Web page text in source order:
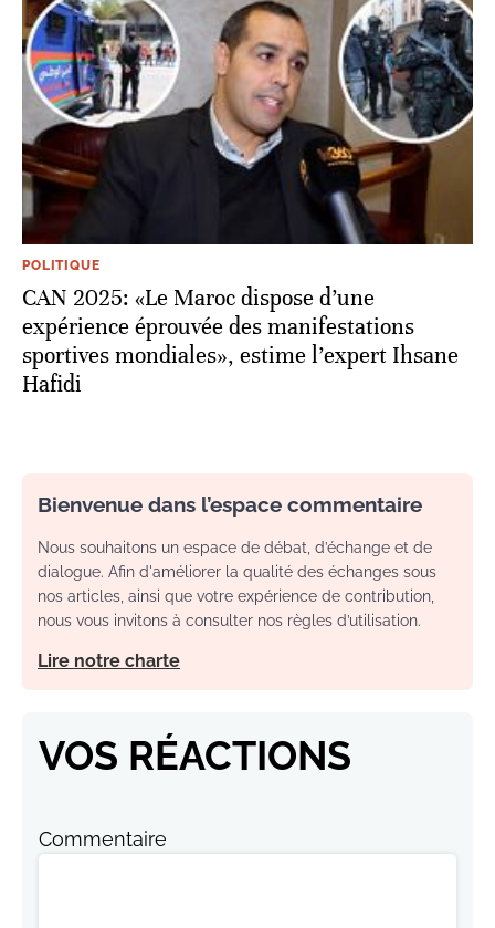
POLITIQUE
CAN 2025: «Le Maroc dispose d’une
expérience éprouvée des manifestations
sportives mondiales», estime l’expert Ihsane
Hafidi
Bienvenue dans l’espace commentaire
Nous souhaitons un espace de débat, d’échange et de
dialogue. Afin d'améliorer la qualité des échanges sous
nos articles, ainsi que votre expérience de contribution,
nous vous invitons à consulter nos règles d’utilisation.
Lire notre charte
VOS RÉACTIONS
Commentaire